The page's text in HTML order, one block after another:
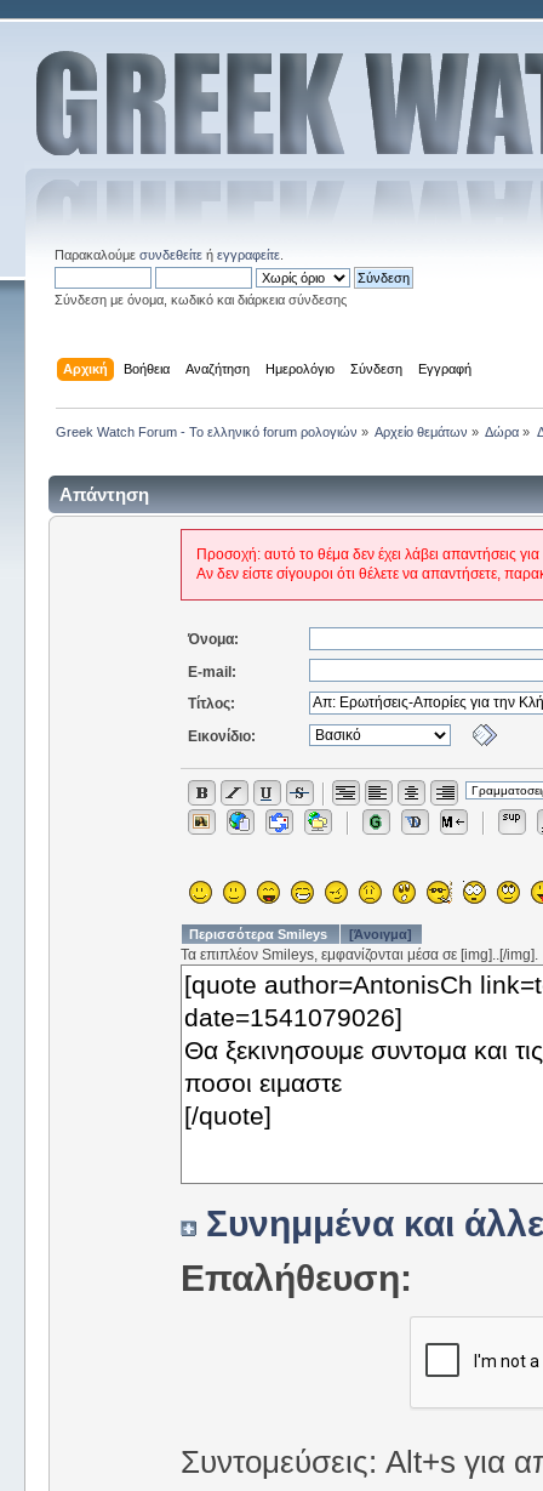
Παρακαλούμε συνδεθείτεή εγγραφείτε.
Σύνδεση με όνομα, κωδικό και διάρκεια σύνδεσης
Αρχική Βοήθεια Αναζήτηση Ημερολόγιο Σύνδεση Εγγραφή
Greek Watch Forum - Το ελληνικό forum ρολογιών » Αρχείο θεμάτων » Δώρα »
Απάντηση
Προσοχή: αυτό το θέμα δεν έχει λάβει απαντήσεις
Αν δεν είστε σίγουροι ότι θέλετε να απαντήσετε,
Όνομα:
E-mail:
Τίτλος:
Εικονίδιο:
Περισσότερα Smileys [Άνοιγμα]
Τα επιπλέον Smileys, εμφανίζονται μέσα σε [img]..[/img].
Συνημμένα και
Επαλήθευση:
Συντομεύσεις: Alt+s για